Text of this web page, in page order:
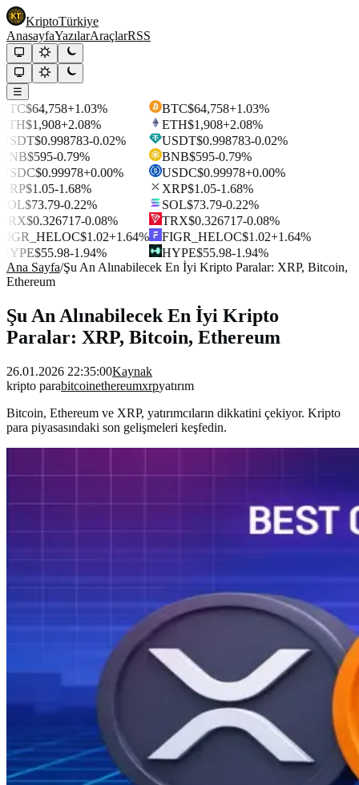
KriptoTürkiye
AnasayfaYazılarAraçlarRSS
☰
$64,758+1.03%
$1,908+2.08%
$0.998783-0.02%
$595-0.79%
$0.99978+0.00%
$1.05-1.68%
$73.79-0.22%
$0.326717-0.08%
$1.02+1.64%
$55.98-1.94%
BTC$64,758+1.03%
ETH$1,908+2.08%
USDT$0.998783-0.02%
BNB$595-0.79%
USDC$0.99978+0.00%
XRP$1.05-1.68%
SOL$73.79-0.22%
TRX$0.326717-0.08%
FIGR_HELOC$1.02+1.64%
HYPE$55.98-1.94%
Ana Sayfa/Şu An Alınabilecek En İyi Kripto Paralar: XRP, Bitcoin,
Ethereum
Şu An Alınabilecek En İyi Kripto
Paralar: XRP, Bitcoin, Ethereum
26.01.2026 22:35:00Kaynak
kripto parabitcoinethereumxrpyatırım
Bitcoin, Ethereum ve XRP, yatırımcıların dikkatini çekiyor. Kripto
para piyasasındaki son gelişmeleri keşfedin.